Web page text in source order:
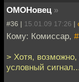
ОМОНовец »
#36 | 15.01.09 17:26 |
Кому: Комиссар,
> Хотя, возможно,
условный